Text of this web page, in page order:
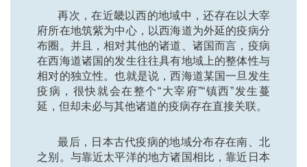
再次，在近畿以西的地域中，还存在以大宰
府所在地筑紫为中心，以西海道为外延的疫病分
布圈。并且，相对其他的诸道、诸国而言，疫病
在西海道诸国的发生往往具有地域上的整体性与
相对的独立性。也就是说，西海道某国一旦发生
疫病，很快就会在整个“大宰府”“镇西”发生蔓
延，但却未必与其他诸道的疫病存在直接关联。
最后，日本古代疫病的地域分布存在南、北
之别。与靠近太平洋的地方诸国相比，靠近日本